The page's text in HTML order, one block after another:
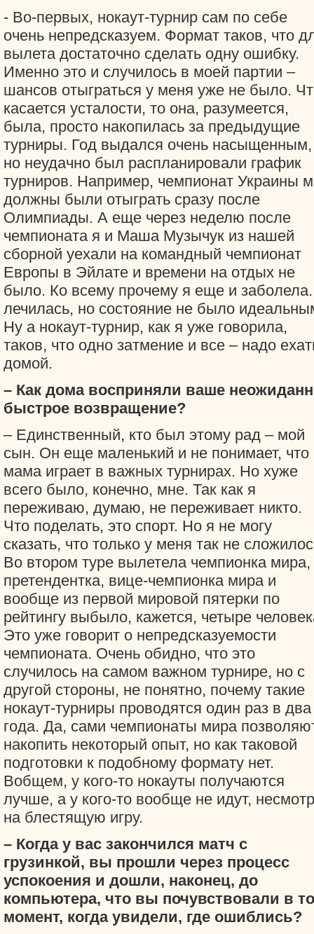
- Во-первых, нокаут-турнир сам по себе
очень непредсказуем. Формат таков, что
вылета достаточно сделать одну ошибку.
Именно это и случилось в моей партии –
шансов отыграться у меня уже не было.
касается усталости, то она, разумеется,
была, просто накопилась за предыдущие
турниры. Год выдался очень насыщенным,
но неудачно был распланировали график
турниров. Например, чемпионат Украины
должны были отыграть сразу после
Олимпиады. А еще через неделю после
чемпионата я и Маша Музычук из нашей
сборной уехали на командный чемпионат
Европы в Эйлате и времени на отдых не
было. Ко всему прочему я еще и
лечилась, но состояние не было
Ну а нокаут-турнир, как я уже говорила,
таков, что одно затмение и все – надо
домой.
– Как дома восприняли ваше
быстрое возвращение?
– Единственный, кто был этому рад – мой
сын. Он еще маленький и не понимает, что
мама играет в важных турнирах. Но хуже
всего было, конечно, мне. Так как я
переживаю, думаю, не переживает никто.
Что поделать, это спорт. Но я не могу
сказать, что только у меня так не
Во втором туре вылетела чемпионка мира,
претендентка, вице-чемпионка мира и
вообще из первой мировой пятерки по
рейтингу выбыло, кажется, четыре
Это уже говорит о непредсказуемости
чемпионата. Очень обидно, что это
случилось на самом важном турнире, но с
другой стороны, не понятно, почему такие
нокаут-турниры проводятся один раз в два
года. Да, сами чемпионаты мира
накопить некоторый опыт, но как таковой
подготовки к подобному формату нет.
Вобщем, у кого-то нокауты получаются
лучше, а у кого-то вообще не идут,
на блестящую игру.
– Когда у вас закончился матч с
грузинкой, вы прошли через процесс
успокоения и дошли, наконец, до
компьютера, что вы почувствовали в
момент, когда увидели, где ошиблись?